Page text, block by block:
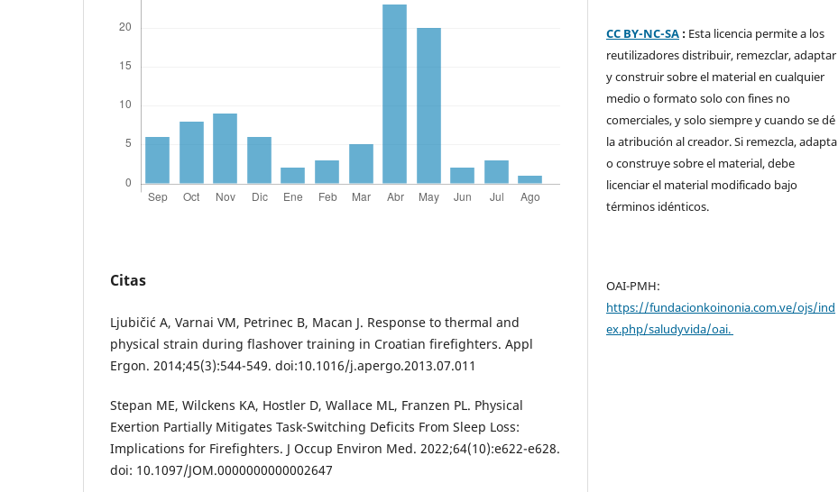
Citas
Ljubičić A, Varnai VM, Petrinec B, Macan J. Response to thermal and
physical strain during flashover training in Croatian firefighters. Appl
Ergon. 2014;45(3):544-549. doi:10.1016/j.apergo.2013.07.011
Stepan ME, Wilckens KA, Hostler D, Wallace ML, Franzen PL. Physical
Exertion Partially Mitigates Task-Switching Deficits From Sleep Loss:
Implications for Firefighters. J Occup Environ Med. 2022;64(10):e622-e628.
doi: 10.1097/JOM.0000000000002647
CC BY-NC-SA : Esta licencia permite a los
reutilizadores distribuir, remezclar, adaptar
y construir sobre el material en cualquier
medio o formato solo con fines no
comerciales, y solo siempre y cuando se dé
la atribución al creador. Si remezcla, adapta
o construye sobre el material, debe
licenciar el material modificado bajo
términos idénticos.
OAI-PMH:
https://fundacionkoinonia.com.ve/ojs/ind
ex.php/saludyvida/oai.